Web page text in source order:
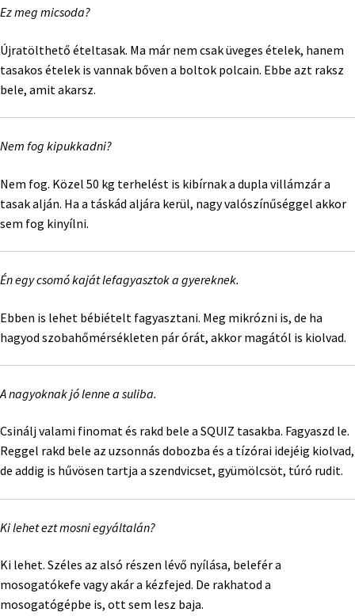
Ez meg micsoda?
Újratölthető ételtasak. Ma már nem csak üveges ételek, hanem
tasakos ételek is vannak bőven a boltok polcain. Ebbe azt raksz
bele, amit akarsz.
Nem fog kipukkadni?
Nem fog. Közel 50 kg terhelést is kibírnak a dupla villámzár a
tasak alján. Ha a táskád aljára kerül, nagy valószínűséggel akkor
sem fog kinyílni.
Én egy csomó kaját lefagyasztok a gyereknek.
Ebben is lehet bébiételt fagyasztani. Meg mikrózni is, de ha
hagyod szobahőmérsékleten pár órát, akkor magától is kiolvad.
A nagyoknak jó lenne a suliba.
Csinálj valami finomat és rakd bele a SQUIZ tasakba. Fagyaszd le.
Reggel rakd bele az uzsonnás dobozba és a tízórai idejéig kiolvad,
de addig is hűvösen tartja a szendvicset, gyümölcsöt, túró rudit.
Ki lehet ezt mosni egyáltalán?
Ki lehet. Széles az alsó részen lévő nyílása, belefér a
mosogatókefe vagy akár a kézfejed. De rakhatod a
mosogatógépbe is, ott sem lesz baja.